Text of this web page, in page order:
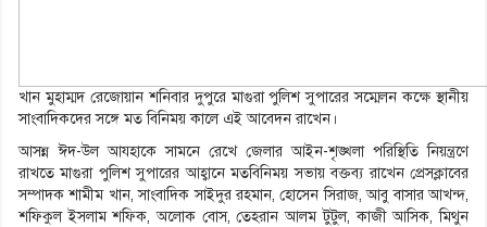
খান মুহাম্মদ রেজোয়ান শনিবার দুপুরে মাগুরা পুলিশ সুপারের সম্মেলন কক্ষে স্থানীয়
সাংবাদিকদের সঙ্গে মত বিনিময় কালে এই আবেদন রাখেন।
আসন্ন ঈদ-উল আযহাকে সামনে রেখে জেলার আইন-শৃঙ্খলা পরিস্থিতি নিয়ন্ত্রণে
রাখতে মাগুরা পুলিশ সুপারের আহ্বানে মতবিনিময় সভায় বক্তব্য রাখেন প্রেসক্লাবের
সম্পাদক শামীম খান, সাংবাদিক সাইদুর রহমান, হোসেন সিরাজ, আবু বাসার আখন্দ,
শফিকুল ইসলাম শফিক, অলোক বোস, তেহরান আলম টুটুল, কাজী আসিক, মিথুন